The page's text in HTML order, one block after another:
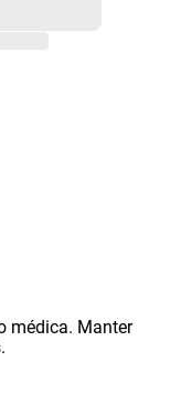
médica. Manter